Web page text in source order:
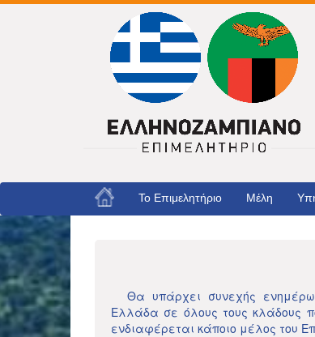
Το Eπιμελητήριο Μέλη
Θα υπάρχει συνεχής
Ελλάδα σε όλους τους κλάδους
ενδιαφέρεται κάποιο μέλος του